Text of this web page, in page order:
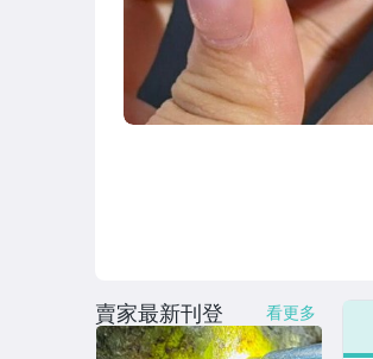
賣家最新刊登 看更多